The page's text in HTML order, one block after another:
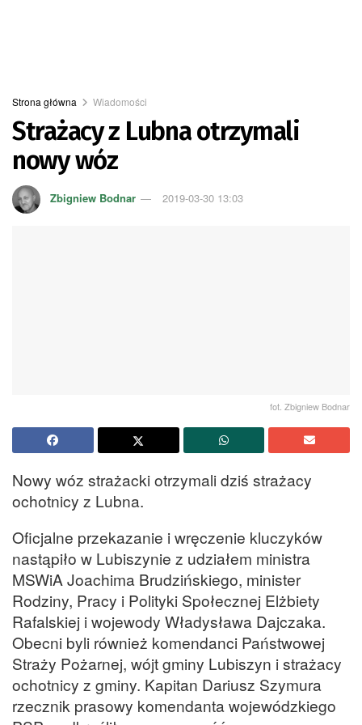
Strona główna Wiadomości
Strażacy z Lubna otrzymali
nowy wóz
Zbigniew Bodnar 2019-03-30 13:03
fot. Zbigniew Bodnar
Nowy wóz strażacki otrzymali dziś strażacy
ochotnicy z Lubna.
Oficjalne przekazanie i wręczenie kluczyków
nastąpiło w Lubiszynie z udziałem ministra
MSWiA Joachima Brudzińskiego, minister
Rodziny, Pracy i Polityki Społecznej Elżbiety
Rafalskiej i wojewody Władysława Dajczaka.
Obecni byli również komendanci Państwowej
Straży Pożarnej, wójt gminy Lubiszyn i strażacy
ochotnicy z gminy. Kapitan Dariusz Szymura
rzecznik prasowy komendanta wojewódzkiego